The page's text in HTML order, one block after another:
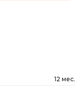
12 мес.